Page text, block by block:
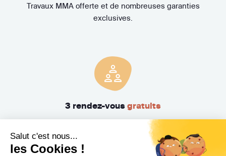
Salut c'est nous...
les Cookies !
Travaux MMA offerte et de nombreuses garanties
exclusives.
3 rendez-vous gratuits
Pas de mauvaise surprise. Rencontrez gratuitement et sans
engagement trois Concepteurs et recevez en quelques
jours leur proposition d'accompagnement.